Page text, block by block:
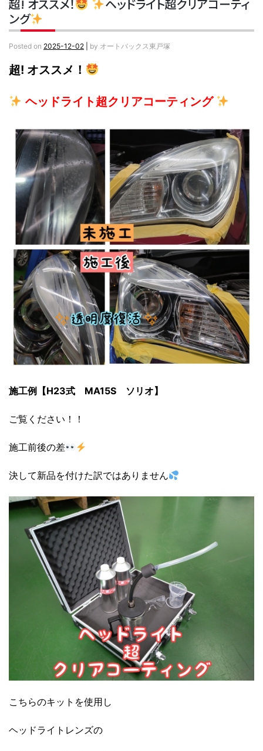
超! オススメ！
ヘッドライト超クリアコーティ
ング
Posted on 2025-12-02 by オートバックス東戸塚
超! オススメ！
ヘッドライト超クリアコーティング
施工例【H23式 MA15S ソリオ】
ご覧ください！！
施工前後の差
決して新品を付けた訳ではありません
こちらのキットを使用し
ヘッドライトレンズの